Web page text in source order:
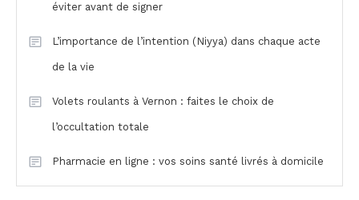
éviter avant de signer
L’importance de l’intention (Niyya) dans chaque acte
de la vie
Volets roulants à Vernon : faites le choix de
l’occultation totale
Pharmacie en ligne : vos soins santé livrés à domicile